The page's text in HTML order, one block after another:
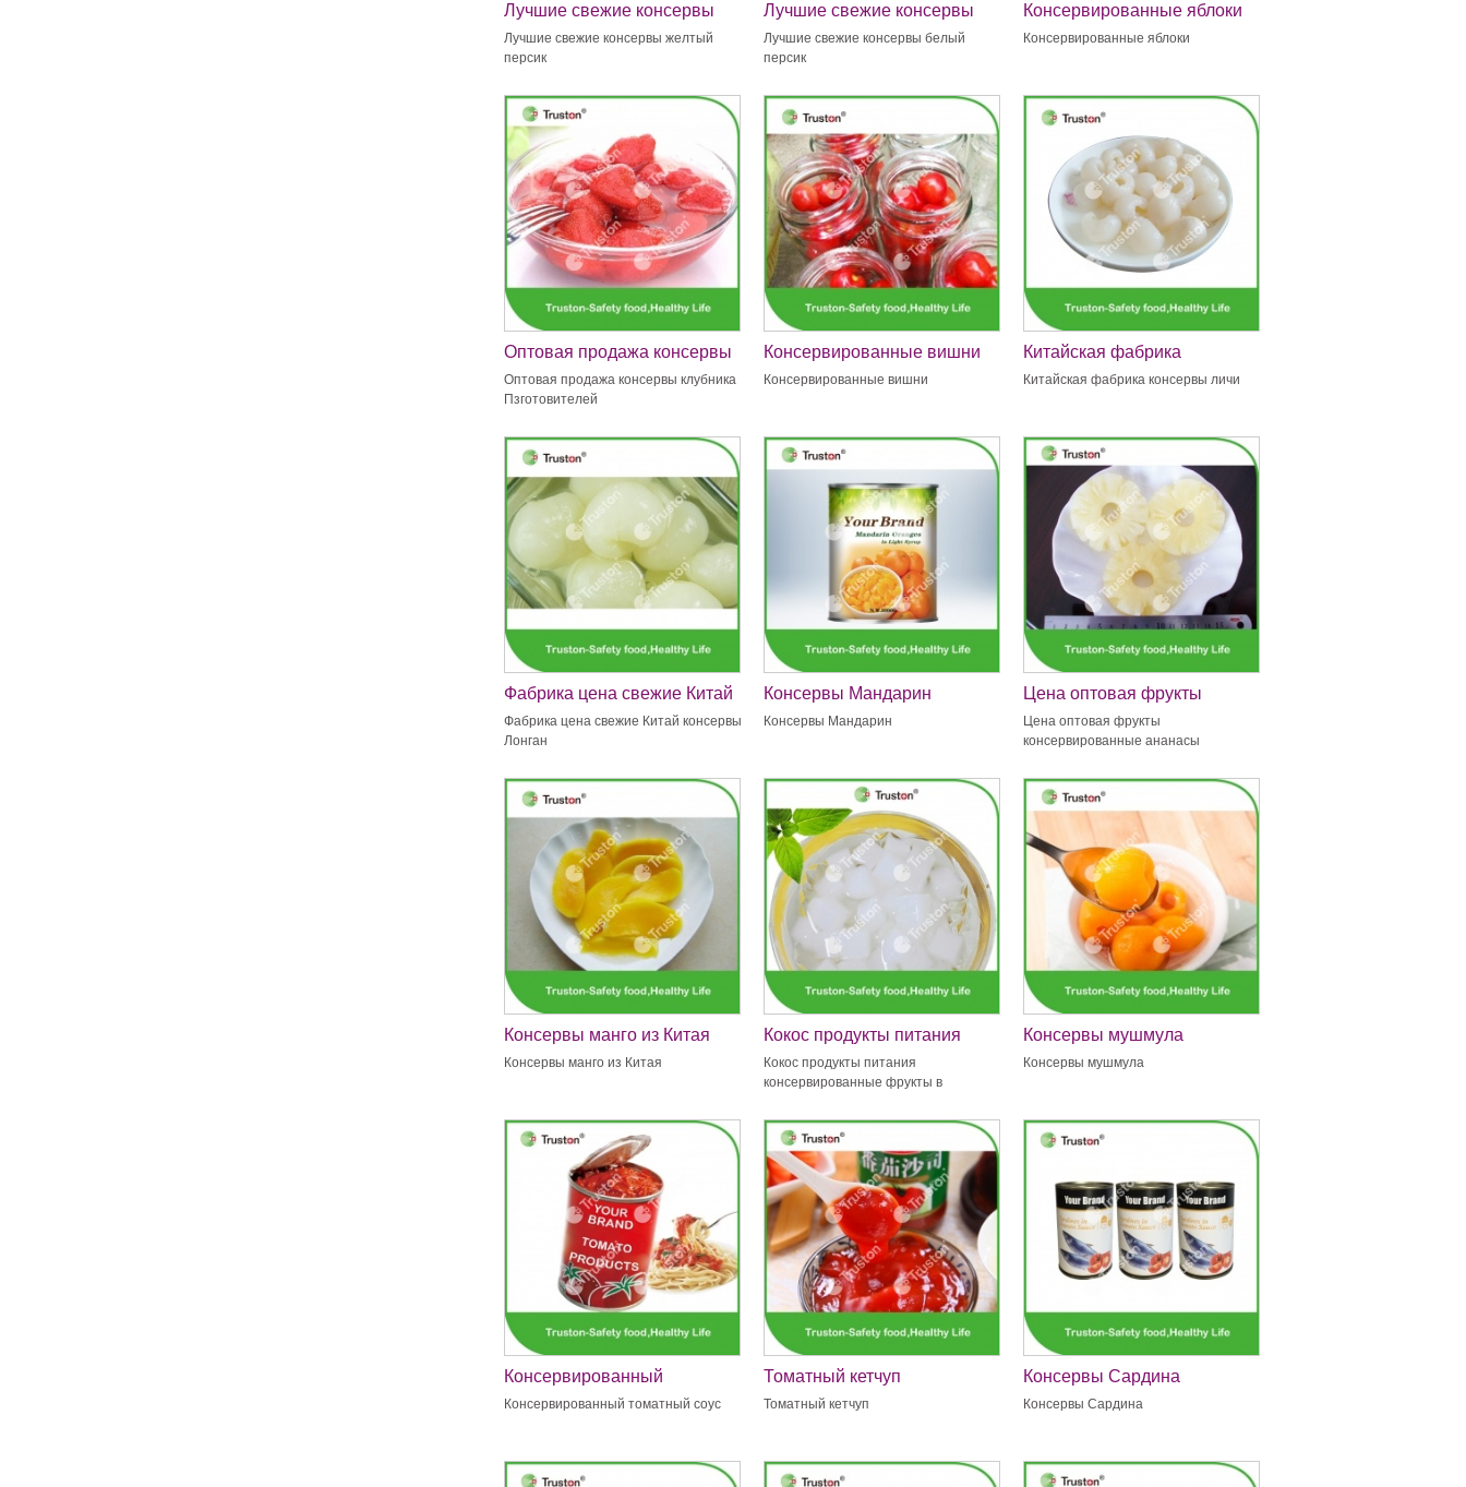
Лучшие свежие консервы
желтый персик
Лучшие свежие консервы желтый
персик
Лучшие свежие консервы
белый персик
Лучшие свежие консервы белый
персик
Консервированные яблоки
Консервированные яблоки
Оптовая продажа консервы
клубника Пзготовителей
Оптовая продажа консервы клубника
Пзготовителей
Консервированные вишни
Консервированные вишни
Китайская фабрика
консервы личи
Китайская фабрика консервы личи
Фабрика цена свежие Китай
консервы Лонган
Фабрика цена свежие Китай консервы
Лонган
Консервы Мандарин
Консервы Мандарин
Цена оптовая фрукты
консервированные ананасы
Цена оптовая фрукты
консервированные ананасы
Консервы манго из Китая
Консервы манго из Китая
Кокос продукты питания
консервированные фрукты
в жестяной упаковке
Кокос продукты питания
консервированные фрукты в
Консервы мушмула
Консервы мушмула
Консервированный
томатный соус
Консервированный томатный соус
Томатный кетчуп
Томатный кетчуп
Консервы Сардина
Консервы Сардина